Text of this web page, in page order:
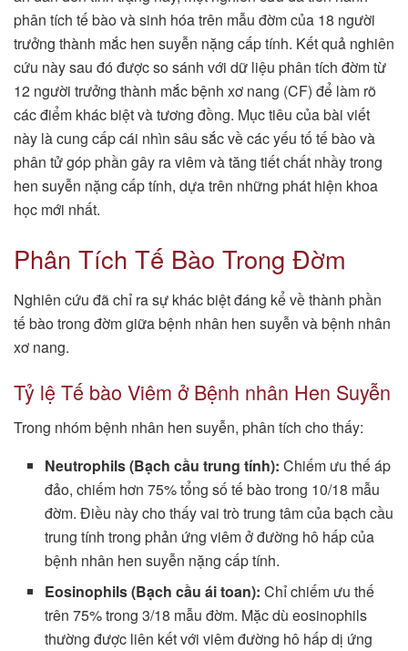
phân tích tế bào và sinh hóa trên mẫu đờm của 18 người
trưởng thành mắc hen suyễn nặng cấp tính. Kết quả nghiên
cứu này sau đó được so sánh với dữ liệu phân tích đờm từ
12 người trưởng thành mắc bệnh xơ nang (CF) để làm rõ
các điểm khác biệt và tương đồng. Mục tiêu của bài viết
này là cung cấp cái nhìn sâu sắc về các yếu tố tế bào và
phân tử góp phần gây ra viêm và tăng tiết chất nhầy trong
hen suyễn nặng cấp tính, dựa trên những phát hiện khoa
học mới nhất.
Phân Tích Tế Bào Trong Đờm
Nghiên cứu đã chỉ ra sự khác biệt đáng kể về thành phần
tế bào trong đờm giữa bệnh nhân hen suyễn và bệnh nhân
xơ nang.
Tỷ lệ Tế bào Viêm ở Bệnh nhân Hen Suyễn
Trong nhóm bệnh nhân hen suyễn, phân tích cho thấy:
Neutrophils (Bạch cầu trung tính): Chiếm ưu thế áp
đảo, chiếm hơn 75% tổng số tế bào trong 10/18 mẫu
đờm. Điều này cho thấy vai trò trung tâm của bạch cầu
trung tính trong phản ứng viêm ở đường hô hấp của
bệnh nhân hen suyễn nặng cấp tính.
Eosinophils (Bạch cầu ái toan): Chỉ chiếm ưu thế
trên 75% trong 3/18 mẫu đờm. Mặc dù eosinophils
thường được liên kết với viêm đường hô hấp dị ứng